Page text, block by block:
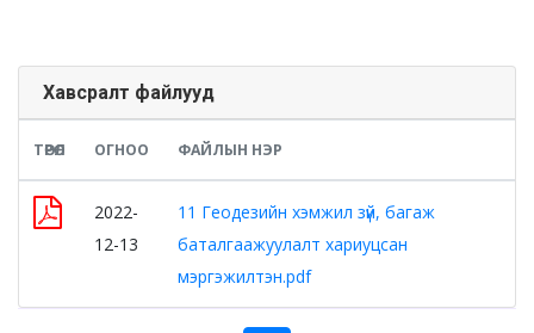
Хавсралт файлууд
ТӨРӨЛ ОГНОО ФАЙЛЫН НЭР
2022-
12-13
11 Геодезийн хэмжил зүй, багаж
баталгаажуулалт хариуцсан
мэргэжилтэн.pdf